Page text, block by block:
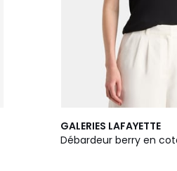
GALERIES LAFAYETTE
Débardeur berry en
2
Couleurs